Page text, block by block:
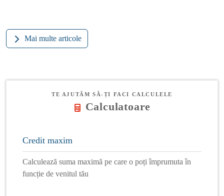
Mai multe articole
TE AJUTĂM SĂ-ȚI FACI CALCULELE
Calculatoare
Credit maxim
Calculează suma maximă pe care o poți împrumuta în
funcție de venitul tău